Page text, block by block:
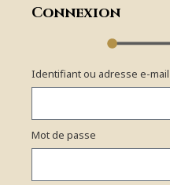
Connexion
Identifiant ou adresse e-mail
Mot de passe